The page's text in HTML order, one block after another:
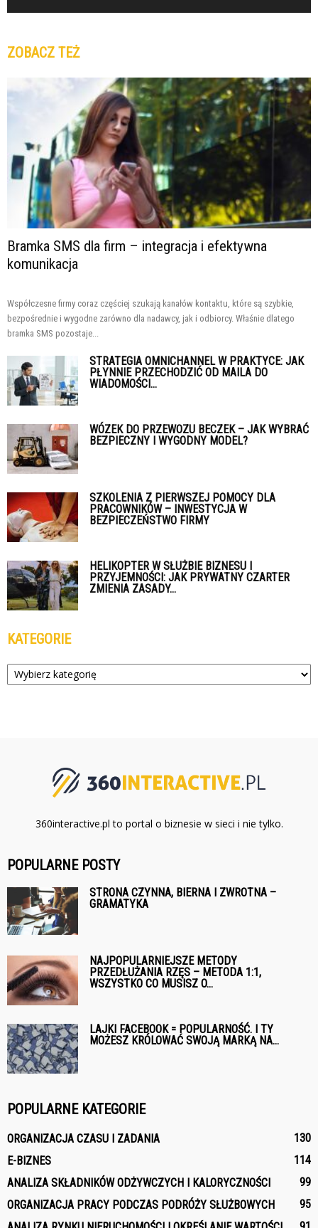
ZOBACZ TEŻ
Bramka SMS dla firm – integracja i efektywna
komunikacja
Współczesne firmy coraz częściej szukają kanałów kontaktu, które są szybkie,
bezpośrednie i wygodne zarówno dla nadawcy, jak i odbiorcy. Właśnie dlatego
bramka SMS pozostaje...
STRATEGIA OMNICHANNEL W PRAKTYCE: JAK
PŁYNNIE PRZECHODZIĆ OD MAILA DO
WIADOMOŚCI...
WÓZEK DO PRZEWOZU BECZEK – JAK WYBRAĆ
BEZPIECZNY I WYGODNY MODEL?
SZKOLENIA Z PIERWSZEJ POMOCY DLA
PRACOWNIKÓW – INWESTYCJA W
BEZPIECZEŃSTWO FIRMY
HELIKOPTER W SŁUŻBIE BIZNESU I
PRZYJEMNOŚCI: JAK PRYWATNY CZARTER
ZMIENIA ZASADY...
KATEGORIE
Kategorie
360interactive.pl to portal o biznesie w sieci i nie tylko.
POPULARNE POSTY
STRONA CZYNNA, BIERNA I ZWROTNA –
GRAMATYKA
NAJPOPULARNIEJSZE METODY
PRZEDŁUŻANIA RZĘS – METODA 1:1,
WSZYSTKO CO MUSISZ O...
LAJKI FACEBOOK = POPULARNOŚĆ. I TY
MOŻESZ KRÓLOWAĆ SWOJĄ MARKĄ NA...
POPULARNE KATEGORIE
ORGANIZACJA CZASU I ZADANIA
130
E-BIZNES
114
ANALIZA SKŁADNIKÓW ODŻYWCZYCH I KALORYCZNOŚCI
99
ORGANIZACJA PRACY PODCZAS PODRÓŻY SŁUŻBOWYCH
95